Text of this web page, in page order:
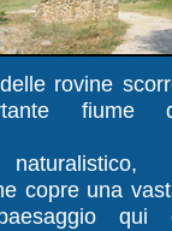
rovine
fiume
naturalistico,
copre una
qui